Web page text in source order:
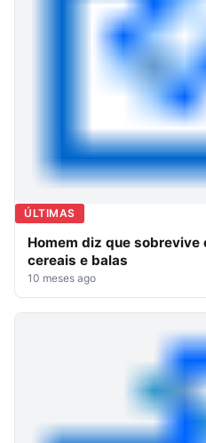
ÚLTIMAS
Homem diz que
cereais e balas
10 meses ago